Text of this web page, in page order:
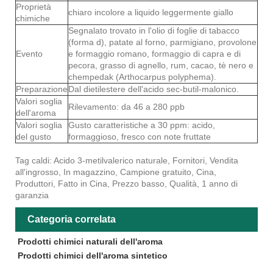
Proprietà
chimiche
chiaro incolore a liquido leggermente giallo
Evento
Segnalato trovato in l'olio di foglie di tabacco
(forma d), patate al forno, parmigiano, provolone
e formaggio romano, formaggio di capra e di
pecora, grasso di agnello, rum, cacao, tè nero e
chempedak (Arthocarpus polyphema).
PreparazioneDal dietilestere dell'acido sec-butil-malonico.
Valori soglia
dell'aroma
Rilevamento: da 46 a 280 ppb
Valori soglia
del gusto
Gusto caratteristiche a 30 ppm: acido,
formaggioso, fresco con note fruttate
Tag caldi: Acido 3-metilvalerico naturale, Fornitori, Vendita
all'ingrosso, In magazzino, Campione gratuito, Cina,
Produttori, Fatto in Cina, Prezzo basso, Qualità, 1 anno di
garanzia
Categoria correlata
Prodotti chimici naturali dell'aroma
Prodotti chimici dell'aroma sintetico